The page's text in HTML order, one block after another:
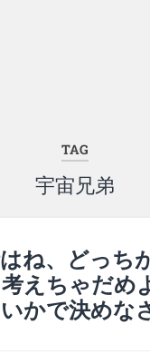
TAG
宇宙兄弟
ね、どっち
えちゃだめ
かで決めな